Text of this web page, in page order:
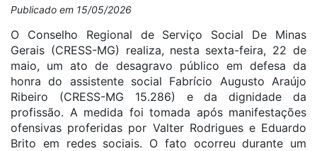
Publicado em 15/05/2026
O Conselho Regional de Serviço Social De Minas
Gerais (CRESS-MG) realiza, nesta sexta-feira, 22 de
maio, um ato de desagravo público em defesa da
honra do assistente social Fabrício Augusto Araújo
Ribeiro (CRESS-MG 15.286) e da dignidade da
profissão. A medida foi tomada após manifestações
ofensivas proferidas por Valter Rodrigues e Eduardo
Brito em redes sociais. O fato ocorreu durante um